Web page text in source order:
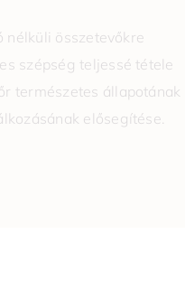
nélküli összetevőkre
szépség teljessé tétele
természetes állapotának
elősegítése.